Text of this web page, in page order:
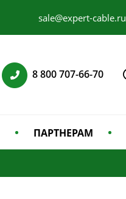
sale@expert-cable.ru
8 800 707-66-70
ПАРТНЕРАМ